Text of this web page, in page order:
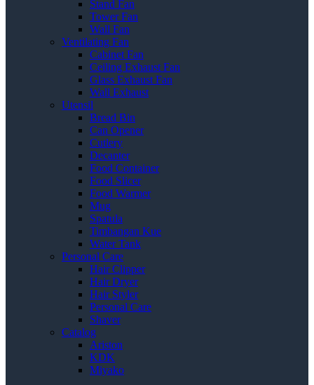
Stand Fan
Tower Fan
Wall Fan
Ventilating Fan
Cabinet Fan
Ceiling Exhaust Fan
Glass Exhaust Fan
Wall Exhaust
Utensil
Bread Bin
Can Opener
Cutlery
Decanter
Food Container
Food Slicer
Food Warmer
Mug
Spatula
Timbangan Kue
Water Tank
Personal Care
Hair Clipper
Hair Dryer
Hair Styler
Personal Care
Shaver
Catalog
Ariston
KDK
Miyako